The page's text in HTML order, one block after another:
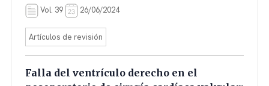
Vol. 39 26/06/2024
Artículos de revisión
Falla del ventrículo derecho en el